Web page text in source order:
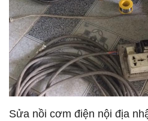
Sửa nồi cơm điện nội địa